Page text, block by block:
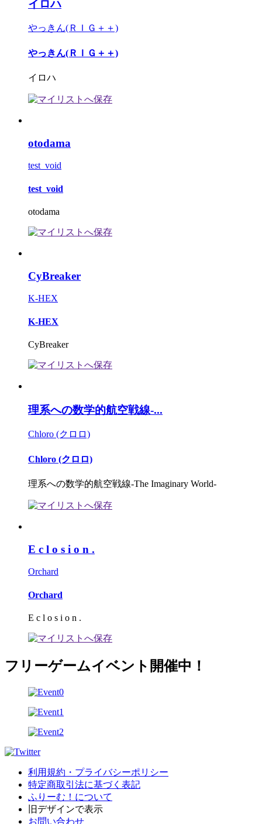
イロハ
やっきん(ＲＩＧ＋＋)
やっきん(ＲＩＧ＋＋)
イロハ
otodama
test_void
test_void
otodama
CyBreaker
K-HEX
K-HEX
CyBreaker
理系への数学的航空戦線-...
Chloro (クロロ)
Chloro (クロロ)
理系への数学的航空戦線-The Imaginary World-
E c l o s i o n .
Orchard
Orchard
E c l o s i o n .
フリーゲームイベント開催中！
利用規約・プライバシーポリシー
特定商取引法に基づく表記
ふりーむ！について
旧デザインで表示
お問い合わせ